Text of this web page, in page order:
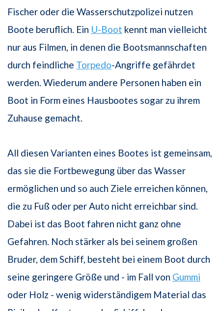
Fischer oder die Wasserschutzpolizei nutzen
Boote beruflich. Ein U-Boot kennt man vielleicht
nur aus Filmen, in denen die Bootsmannschaften
durch feindliche Torpedo-Angriffe gefährdet
werden. Wiederum andere Personen haben ein
Boot in Form eines Hausbootes sogar zu ihrem
Zuhause gemacht.
All diesen Varianten eines Bootes ist gemeinsam,
das sie die Fortbewegung über das Wasser
ermöglichen und so auch Ziele erreichen können,
die zu Fuß oder per Auto nicht erreichbar sind.
Dabei ist das Boot fahren nicht ganz ohne
Gefahren. Noch stärker als bei seinem großen
Bruder, dem Schiff, besteht bei einem Boot durch
seine geringere Größe und - im Fall von Gummi
oder Holz - wenig widerständigem Material das